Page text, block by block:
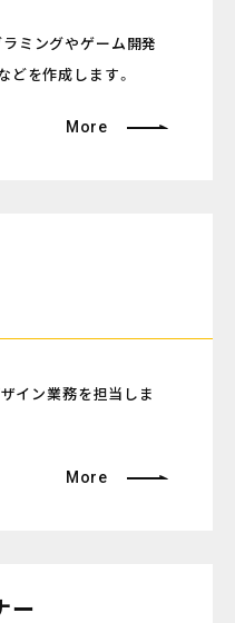
ミングやゲーム開発
どを作成します。
More
イン業務を担当しま
More
ー